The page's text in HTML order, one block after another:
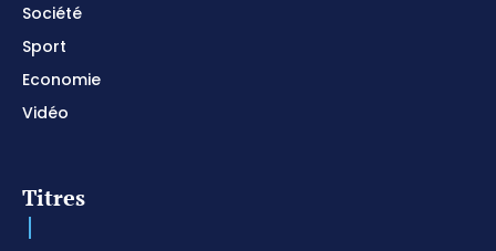
Société
Sport
Economie
Vidéo
Titres